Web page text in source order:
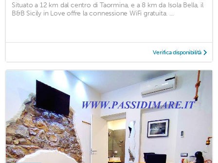
Situato a 12 km dal centro di Taormina, e a 8 km da Isola Bella, il
B&B Sicily in Love offre la connessione WiFi gratuita. ...
Verifica disponibilità